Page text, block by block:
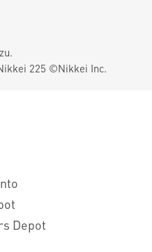
225 ©Nikkei Inc.
Depot